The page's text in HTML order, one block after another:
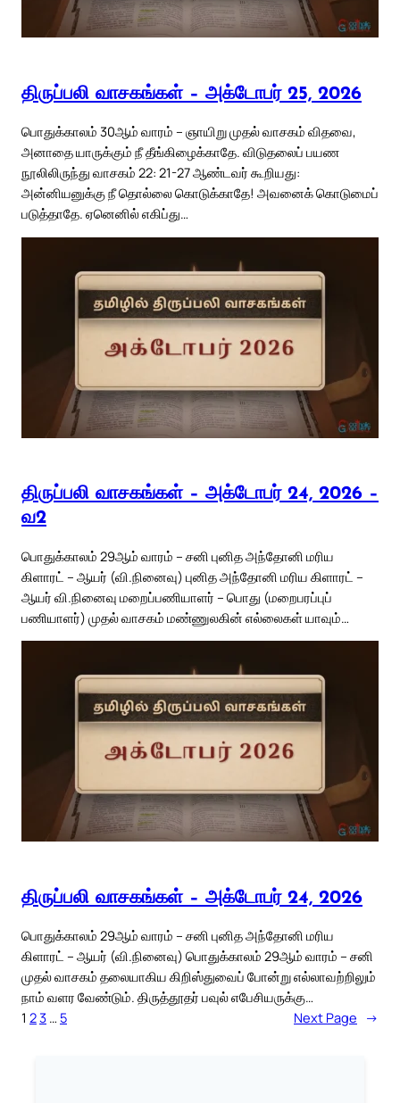
திருப்பலி வாசகங்கள் – அக்டோபர் 25, 2026
பொதுக்காலம் 30ஆம் வாரம் – ஞாயிறு முதல் வாசகம் விதவை,
அனாதை யாருக்கும் நீ தீங்கிழைக்காதே. விடுதலைப் பயண
நூலிலிருந்து வாசகம் 22: 21-27 ஆண்டவர் கூறியது:
அன்னியனுக்கு நீ தொல்லை கொடுக்காதே! அவனைக் கொடுமைப்
படுத்தாதே. ஏனெனில் எகிப்து…
திருப்பலி வாசகங்கள் – அக்டோபர் 24, 2026 –
வ2
பொதுக்காலம் 29ஆம் வாரம் – சனி புனித அந்தோனி மரிய
கிளாரட் – ஆயர் (வி.நினைவு) புனித அந்தோனி மரிய கிளாரட் –
ஆயர் வி.நினைவு மறைப்பணியாளர் – பொது (மறைபரப்புப்
பணியாளர்) முதல் வாசகம் மண்ணுலகின் எல்லைகள் யாவும்…
திருப்பலி வாசகங்கள் – அக்டோபர் 24, 2026
பொதுக்காலம் 29ஆம் வாரம் – சனி புனித அந்தோனி மரிய
கிளாரட் – ஆயர் (வி.நினைவு) பொதுக்காலம் 29ஆம் வாரம் – சனி
முதல் வாசகம் தலையாகிய கிறிஸ்துவைப் போன்று எல்லாவற்றிலும்
நாம் வளர வேண்டும். திருத்தூதர் பவுல் எபேசியருக்கு…
1 23 … 5 Next Page →